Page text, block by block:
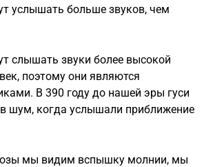
услышать больше звуков, чем
слышать звуки более высокой
поэтому они являются
В 390 году до нашей эры гуси
шум, когда услышали приближение
мы видим вспышку молнии, мы